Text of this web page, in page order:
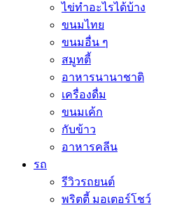
ไข่ทำอะไรได้บ้าง
ขนมไทย
ขนมอื่น ๆ
สมูทตี้
อาหารนานาชาติ
เครื่องดื่ม
ขนมเค้ก
กับข้าว
อาหารคลีน
รถ
รีวิวรถยนต์
พริตตี้ มอเตอร์โชว์